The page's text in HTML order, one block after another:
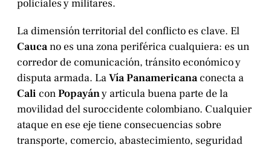
policiales y militares.
La dimensión territorial del conflicto es clave. El
Caucano es una zona periférica cualquiera: es un
corredor de comunicación, tránsito económico y
disputa armada. LaVía Panamericana conecta a
Cali conPopayány articula buena parte de la
movilidad del suroccidente colombiano. Cualquier
ataque en ese eje tiene consecuencias sobre
transporte, comercio, abastecimiento, seguridad